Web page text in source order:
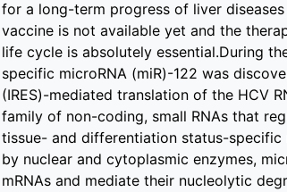
for a long-term progress of liver
vaccine is not available yet and the
life cycle is absolutely essential.During
specific microRNA (miR)-122 was
(IRES)-mediated translation of the HCV
family of non-coding, small RNAs that
tissue- and differentiation status-specific
by nuclear and cytoplasmic enzymes,
mRNAs and mediate their nucleolytic